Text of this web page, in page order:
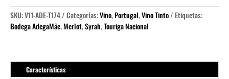
SKU:V11-ADE-T174 Categorías:Vino,Portugal,Vino Tinto
Etiquetas:
Bodega AdegaMãe,Merlot,Syrah,Touriga Nacional
Características